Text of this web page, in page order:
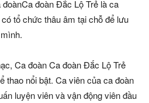
đoàn Đắc Lộ Trẻ là ca
tổ chức thâu âm tại chỗ để lưu
Ca đoàn Ca đoàn Đắc Lộ Trẻ
thao nổi bật. Ca viên của ca đoàn
luyện viên và vận động viên đầu